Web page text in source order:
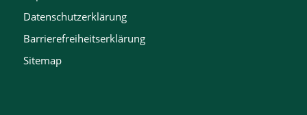
Datenschutzerklärung
Barrierefreiheitserklärung
Sitemap